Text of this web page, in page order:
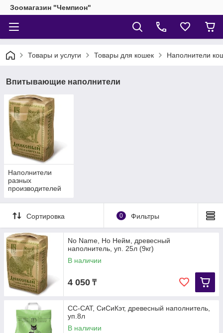
Зоомагазин "Чемпион"
Товары и услуги Товары для кошек Наполнители
Впитывающие наполнители
Наполнители
разных
производителей
Сортировка 0 Фильтры
No Name, Но Нейм, древесный
наполнитель, уп. 25л (9кг)
В наличии
4 050 ₸
СС-САТ, СиСиКэт, древесный наполнитель,
уп.8л
В наличии